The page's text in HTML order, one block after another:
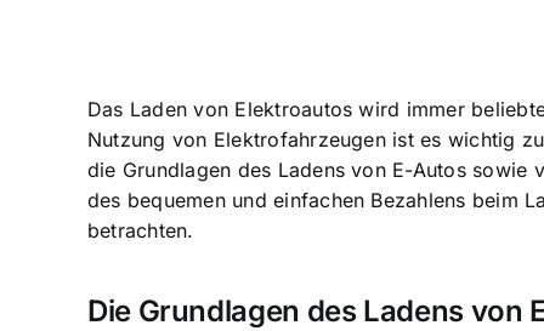
Das Laden von Elektroautos wird immer
Nutzung von Elektrofahrzeugen ist es wichtig
die Grundlagen des Ladens von E-Autos sowie
des bequemen und einfachen Bezahlens beim
betrachten.
Die Grundlagen des Ladens von